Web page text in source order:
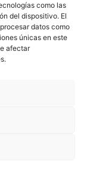
como las
del dispositivo. El
datos como
únicas en este
afectar
en la
juntos